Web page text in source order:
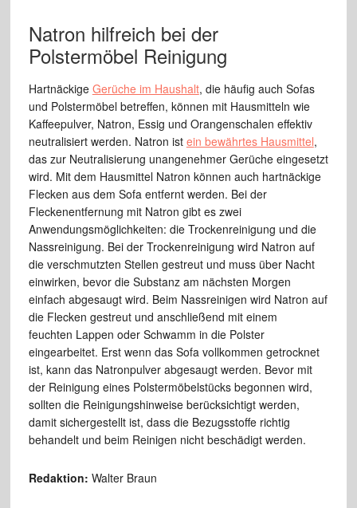
Natron hilfreich bei der
Polstermöbel Reinigung
Hartnäckige Gerüche im Haushalt, die häufig auch Sofas
und Polstermöbel betreffen, können mit Hausmitteln wie
Kaffeepulver, Natron, Essig und Orangenschalen effektiv
neutralisiert werden. Natron ist ein bewährtes Hausmittel,
das zur Neutralisierung unangenehmer Gerüche eingesetzt
wird. Mit dem Hausmittel Natron können auch hartnäckige
Flecken aus dem Sofa entfernt werden. Bei der
Fleckenentfernung mit Natron gibt es zwei
Anwendungsmöglichkeiten: die Trockenreinigung und die
Nassreinigung. Bei der Trockenreinigung wird Natron auf
die verschmutzten Stellen gestreut und muss über Nacht
einwirken, bevor die Substanz am nächsten Morgen
einfach abgesaugt wird. Beim Nassreinigen wird Natron auf
die Flecken gestreut und anschließend mit einem
feuchten Lappen oder Schwamm in die Polster
eingearbeitet. Erst wenn das Sofa vollkommen getrocknet
ist, kann das Natronpulver abgesaugt werden. Bevor mit
der Reinigung eines Polstermöbelstücks begonnen wird,
sollten die Reinigungshinweise berücksichtigt werden,
damit sichergestellt ist, dass die Bezugsstoffe richtig
behandelt und beim Reinigen nicht beschädigt werden.
Redaktion: Walter Braun